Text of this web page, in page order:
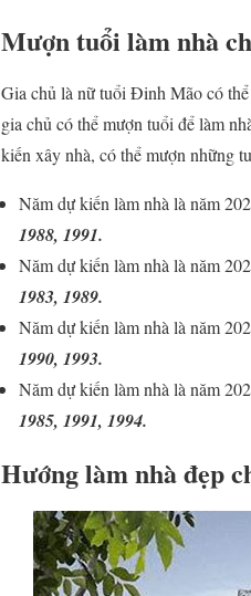
Mượn tuổi làm nhà
Gia chủ là nữ tuổi Đinh Mão có
gia chủ có thể mượn tuổi để làm
kiến xây nhà, có thể mượn những
Năm dự kiến làm nhà là năm
1988, 1991.
Năm dự kiến làm nhà là năm
1983, 1989.
Năm dự kiến làm nhà là năm
1990, 1993.
Năm dự kiến làm nhà là năm
1985, 1991, 1994.
Hướng làm nhà đẹp